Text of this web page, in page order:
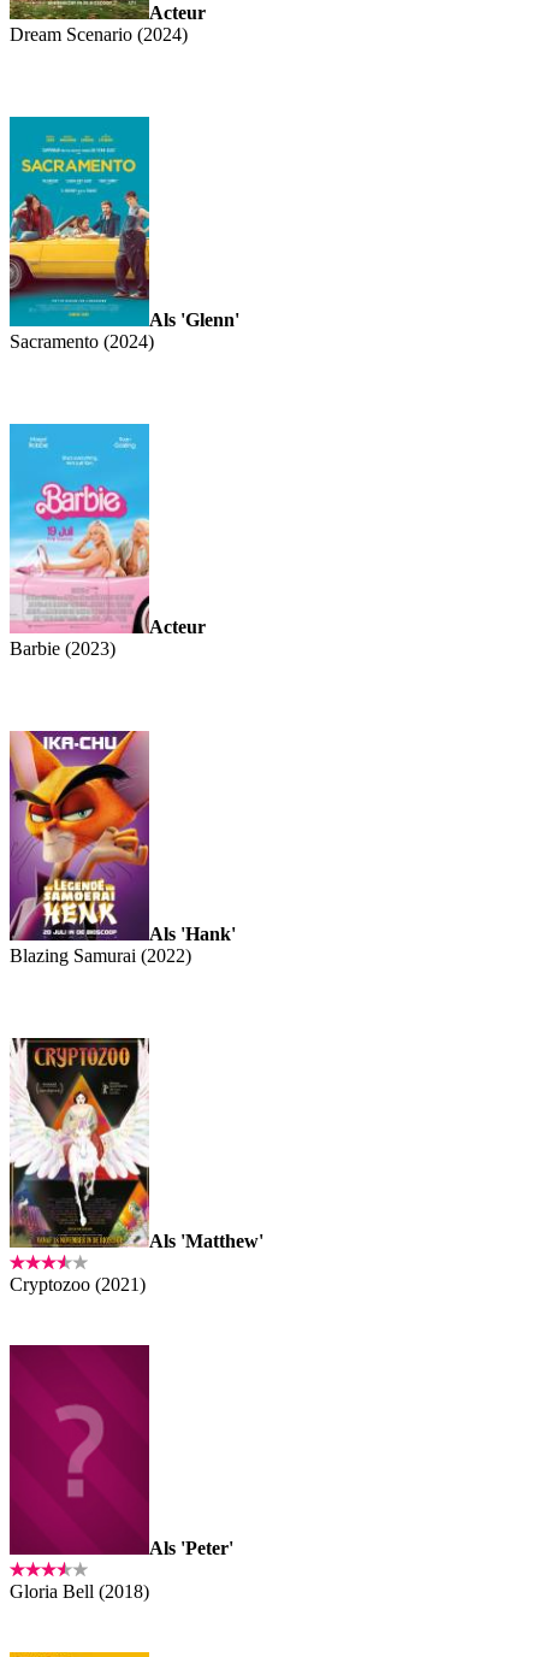
Acteur
Dream Scenario (2024)
Als 'Glenn'
Sacramento (2024)
Acteur
Barbie (2023)
Als 'Hank'
Blazing Samurai (2022)
Als 'Matthew'
Cryptozoo (2021)
Als 'Peter'
Gloria Bell (2018)